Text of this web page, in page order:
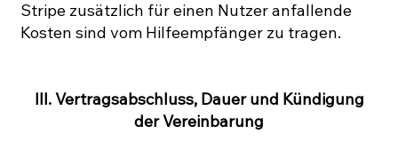
Stripe zusätzlich für einen Nutzer anfallende
Kosten sind vom Hilfeempfänger zu tragen.
III. Vertragsabschluss, Dauer und Kündigung
der Vereinbarung